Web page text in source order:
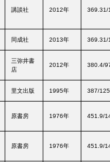
講談社 2012年 369.31/
同成社 2013年 369.31/
三弥井書
店
2012年 380.4/
里文出版 1995年 387/
原書房 1976年 451.9/
原書房 1976年 451.9/